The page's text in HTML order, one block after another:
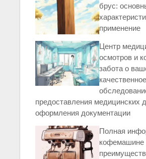
брус:
применение
Центр
осмотров и
забота о
качественное
предоставления медицинских
оформления документации
Полная
кофемашине